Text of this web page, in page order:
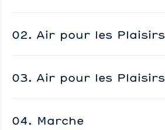
02. Air pour les Plaisirs
03. Air pour les Plaisirs
04. Marche